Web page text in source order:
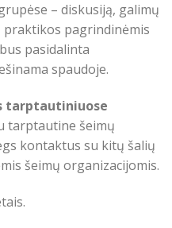
– diskusiją, galimų
praktikos pagrindinėmis
pasidalinta
spaudoje.
tarptautiniuose
tarptautine šeimų
kontaktus su kitų šalių
šeimų organizacijomis.